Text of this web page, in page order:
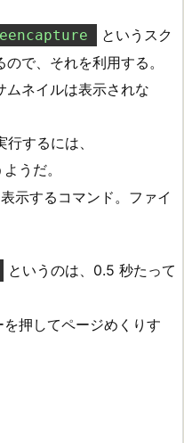
というスク
で、それを利用する。
ムネイルは表示されな
するには、
うだ。
示するコマンド。ファイ
というのは、0.5 秒たって
押してページめくりす